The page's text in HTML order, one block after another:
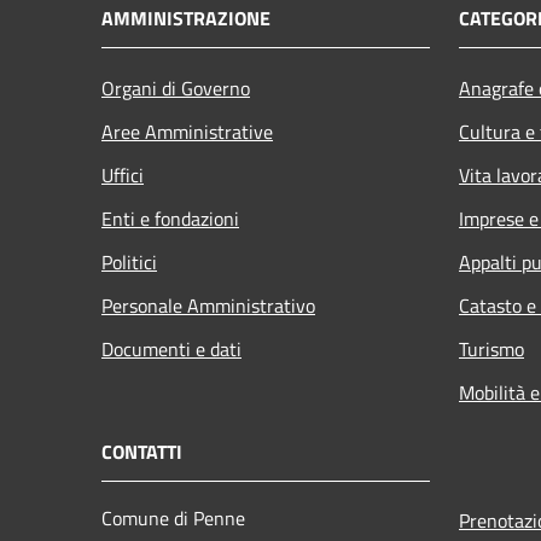
AMMINISTRAZIONE
Organi di Governo
Aree Amministrative
Uffici
Enti e fondazioni
Politici
Personale Amministrativo
Documenti e dati
Cultura
Vita
Imprese
Appalti
Catasto
Turismo
Mobilità
CONTATTI
Comune di Penne